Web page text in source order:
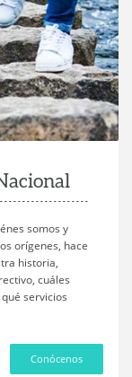
somos y
orígenes, hace
historia,
cuáles
servicios
Conócenos